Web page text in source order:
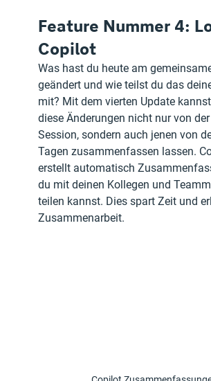
Feature Nummer 4:
Copilot
Was hast du heute am
geändert und wie teilst du das
mit? Mit dem vierten Update
diese Änderungen nicht nur von
Session, sondern auch jenen von
Tagen zusammenfassen lassen.
erstellt automatisch
du mit deinen Kollegen und
teilen kannst. Dies spart Zeit und
Zusammenarbeit.